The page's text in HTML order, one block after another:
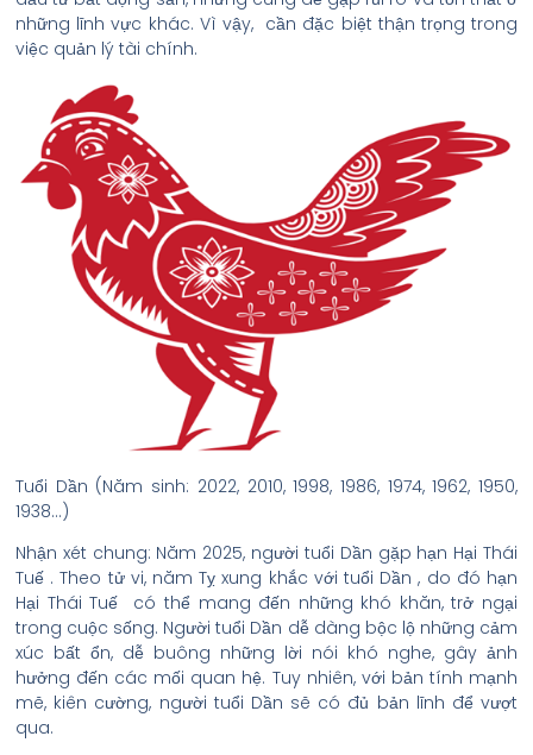
những lĩnh vực khác. Vì vậy, cần đặc biệt thận trọng trong
việc quản lý tài chính.
Tuổi Dần (Năm sinh: 2022, 2010, 1998, 1986, 1974, 1962, 1950,
1938…)
Nhận xét chung: Năm 2025, người tuổi Dần gặp hạn Hại Thái
Tuế . Theo tử vi, năm Tỵ xung khắc với tuổi Dần , do đó hạn
Hại Thái Tuế có thể mang đến những khó khăn, trở ngại
trong cuộc sống. Người tuổi Dần dễ dàng bộc lộ những cảm
xúc bất ổn, dễ buông những lời nói khó nghe, gây ảnh
hưởng đến các mối quan hệ. Tuy nhiên, với bản tính mạnh
mẽ, kiên cường, người tuổi Dần sẽ có đủ bản lĩnh để vượt
qua.